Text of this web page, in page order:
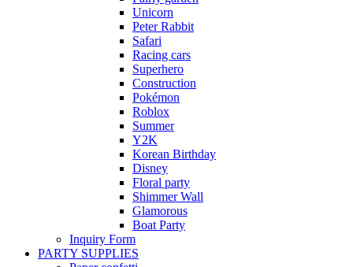
Unicorn
Peter Rabbit
Safari
Racing cars
Superhero
Construction
Pokémon
Roblox
Summer
Y2K
Korean Birthday
Disney
Floral party
Shimmer Wall
Glamorous
Boat Party
Inquiry Form
PARTY SUPPLIES